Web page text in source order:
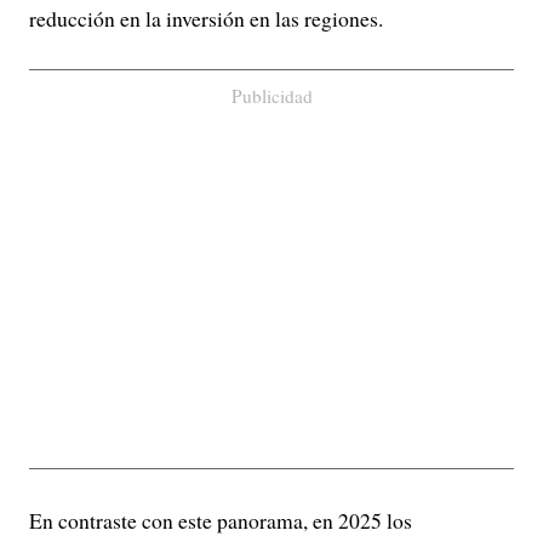
reducción en la inversión en las regiones.
Publicidad
En contraste con este panorama, en 2025 los